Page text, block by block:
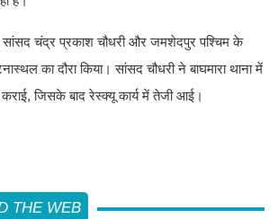
सांसद चंद्र प्रकाश चौधरी और जमशेदपुर पश्चिम के
का दौरा किया। सांसद चौधरी ने बाघमारा थाना में
कराई, जिसके बाद रेस्क्यू कार्य में तेजी आई।
THE WEB